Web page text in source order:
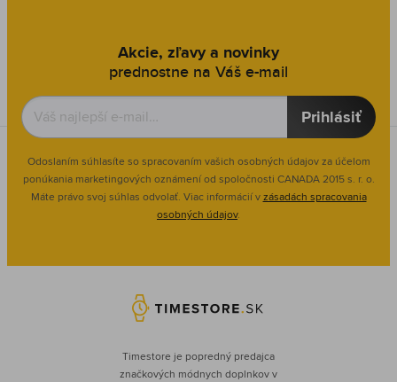
Akcie, zľavy a novinky
prednostne na Váš e-mail
Prihlásiť
Odoslaním súhlasíte so spracovaním vašich osobných údajov za účelom
ponúkania marketingových oznámení od spoločnosti CANADA 2015 s. r. o.
Máte právo svoj súhlas odvolať. Viac informácií vzásadách spracovania
osobných údajov.
Timestore je popredný predajca
značkových módnych doplnkov v